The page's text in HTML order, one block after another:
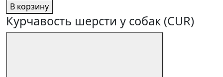
В корзину
Курчавость шерсти у собак (CUR)